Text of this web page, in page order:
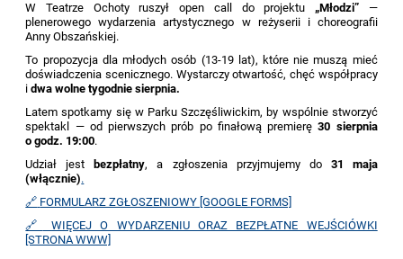
W Teatrze Ochoty ruszył open call do projektu „Młodzi”
—
plenerowego wydarzenia artystycznego w reżyserii i choreografii
Anny Obszańskiej.
To propozycja dla młodych osób (13-19 lat), które nie muszą mieć
doświadczenia scenicznego. Wystarczy otwartość, chęć współpracy
i dwa wolne tygodnie sierpnia.
Latem spotkamy się w Parku Szczęśliwickim, by wspólnie stworzyć
spektakl — od pierwszych prób po finałową premierę 30 sierpnia
o godz. 19:00.
Udział jest
bezpłatny, a zgłoszenia przyjmujemy do
31 maja
(włącznie).
🔗 FORMULARZ ZGŁOSZENIOWY [GOOGLE FORMS]
🔗
WIĘCEJ O WYDARZENIU ORAZ BEZPŁATNE WEJŚCIÓWKI
[STRONA WWW]